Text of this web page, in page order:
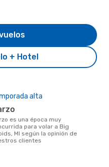
+ Hotel
alta
para volar a Big
MI según la opinión de
clientes